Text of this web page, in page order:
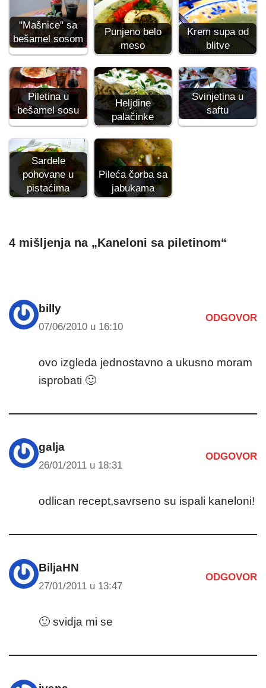
"Mašnice" sa
bešamel sosom
Punjeno belo
meso
Krem supa od
blitve
Piletina u
bešamel sosu
Heljdine
palačinke
Svinjetina u
saftu
Sardele
pohovane u
pistaćima
Pileća čorba sa
jabukama
4 mišljenja na „Kaneloni sa piletinom“
billy
07/06/2010 u 16:10
ODGOVOR
ovo izgleda jednostavno a ukusno moram
isprobati 🙂
galja
26/01/2011 u 18:31
ODGOVOR
odlican recept,savrseno su ispali kaneloni!
BiljaHN
27/01/2011 u 13:47
ODGOVOR
🙂 svidja mi se